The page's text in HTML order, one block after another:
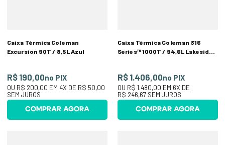
Caixa Térmica Coleman
Excursion 9QT / 8,5L Azul
R$ 190,00no PIX
OU R$ 200,00 EM 4X DE R$ 50,00
SEM JUROS
COMPRAR AGORA
Caixa Térmica Coleman 316
Series™ 100QT / 94,6L Lakeside
R$ 1.406,00no PIX
OU R$ 1.480,00 EM 6X DE
R$ 246,67 SEM JUROS
COMPRAR AGORA